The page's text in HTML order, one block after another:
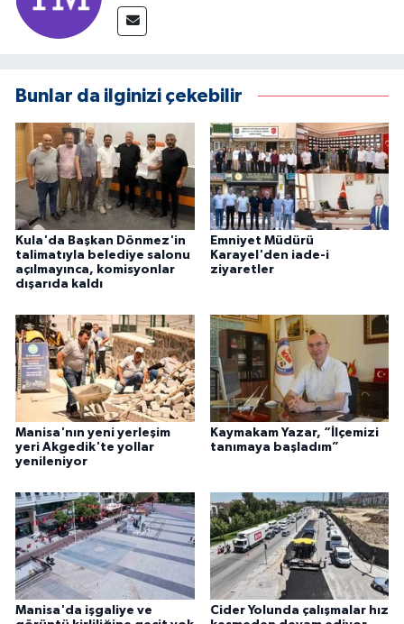
Bunlar da ilginizi çekebilir
Kula'da Başkan Dönmez'in
talimatıyla belediye salonu
açılmayınca, komisyonlar
dışarıda kaldı
Emniyet Müdürü
Karayel'den iade-i
ziyaretler
Manisa'nın yeni yerleşim
yeri Akgedik'te yollar
yenileniyor
Kaymakam Yazar, “İlçemizi
tanımaya başladım”
Manisa'da işgaliye ve
Cider Yolunda çalışmalar hız